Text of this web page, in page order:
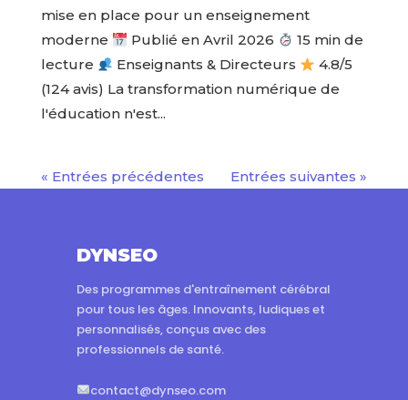
mise en place pour un enseignement
moderne
Publié en Avril 2026
15 min de
lecture
Enseignants & Directeurs
4.8/5
(124 avis) La transformation numérique de
l'éducation n'est...
« Entrées précédentes Entrées suivantes »
DYNSEO
Des programmes d'entraînement cérébral
pour tous les âges. Innovants, ludiques et
personnalisés, conçus avec des
professionnels de santé.
contact@dynseo.com